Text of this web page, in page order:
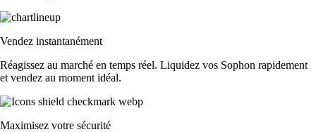
Vendez instantanément
Réagissez au marché en temps réel. Liquidez vos Sophon rapidement
et vendez au moment idéal.
Maximisez votre sécurité